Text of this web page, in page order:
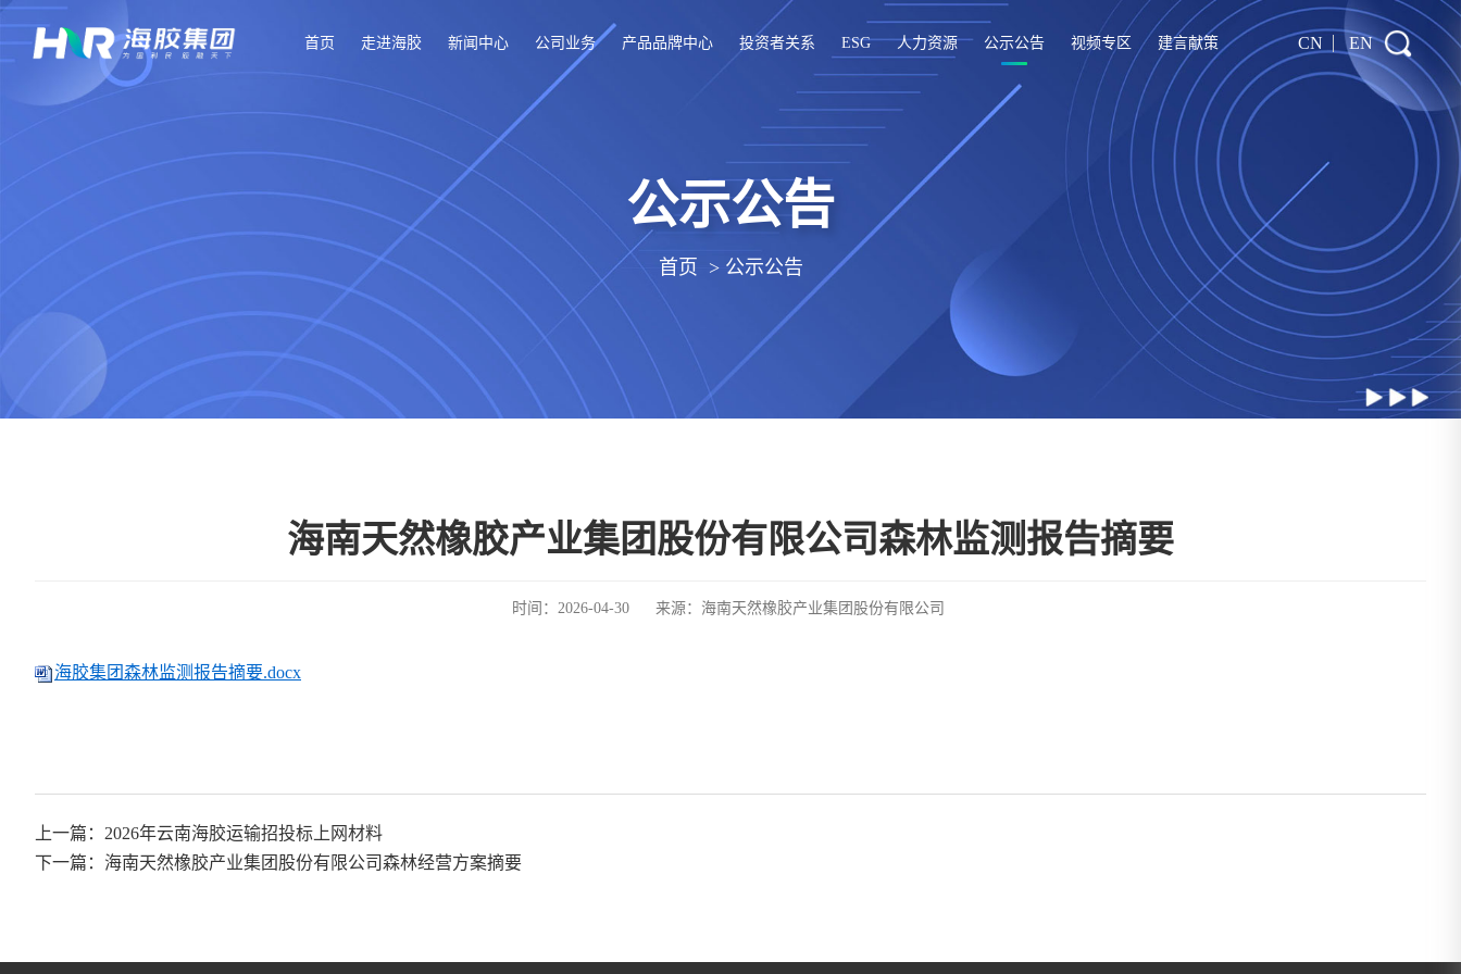
CN EN
首页 走进海胶 新闻中心 公司业务 产品品牌中心 投资者关系 ESG 人力资源 公示公告 视频专区 建言献策
公示公告
首页 > 公示公告
海南天然橡胶产业集团股份有限公司森林监测报告摘要
时间：2026-04-30 来源： 海南天然橡胶产业集团股份有限公司
海胶集团森林监测报告摘要.docx
上一篇： 2026年云南海胶运输招投标上网材料
下一篇： 海南天然橡胶产业集团股份有限公司森林经营方案摘要